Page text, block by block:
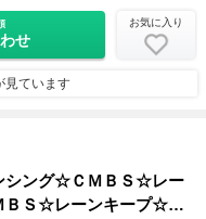
せ
お気に入り
見ています
シング☆ＣＭＢＳ☆レー
Ｓ☆レーンキープ☆ア